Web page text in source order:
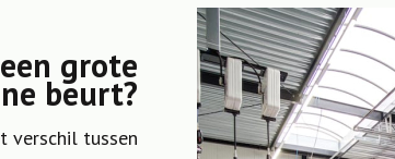
grote
beurt?
verschil tussen